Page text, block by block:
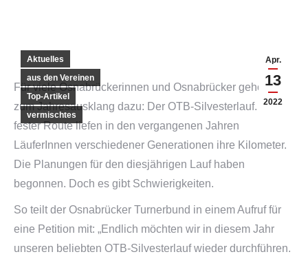
Apr.
13
2022
Aktuelles
aus den Vereinen
Top-Artikel
vermischtes
Für viele Osnabrückerinnen und Osnabrücker gehört er
zum Jahresausklang dazu: Der OTB-Silvesterlauf. Auf
fester Route liefen in den vergangenen Jahren
LäuferInnen verschiedener Generationen ihre Kilometer.
Die Planungen für den diesjährigen Lauf haben
begonnen. Doch es gibt Schwierigkeiten.
So teilt der Osnabrücker Turnerbund in einem Aufruf für
eine Petition mit: „Endlich möchten wir in diesem Jahr
unseren beliebten OTB-Silvesterlauf wieder durchführen.